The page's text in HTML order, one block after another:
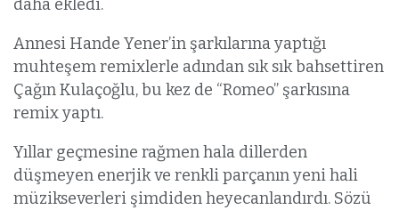
daha ekledi.
Annesi Hande Yener’in şarkılarına yaptığı
muhteşem remixlerle adından sık sık bahsettiren
Çağın Kulaçoğlu, bu kez de “Romeo” şarkısına
remix yaptı.
Yıllar geçmesine rağmen hala dillerden
düşmeyen enerjik ve renkli parçanın yeni hali
müzikseverleri şimdiden heyecanlandırdı. Sözü